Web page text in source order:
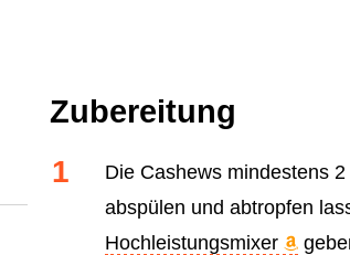
Zubereitung
Die Cashews mindestens
abspülen und abtropfen
Hochleistungsmixer